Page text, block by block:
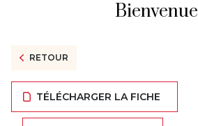
Bienvenue
RETOUR
TÉLÉCHARGER LA FICHE